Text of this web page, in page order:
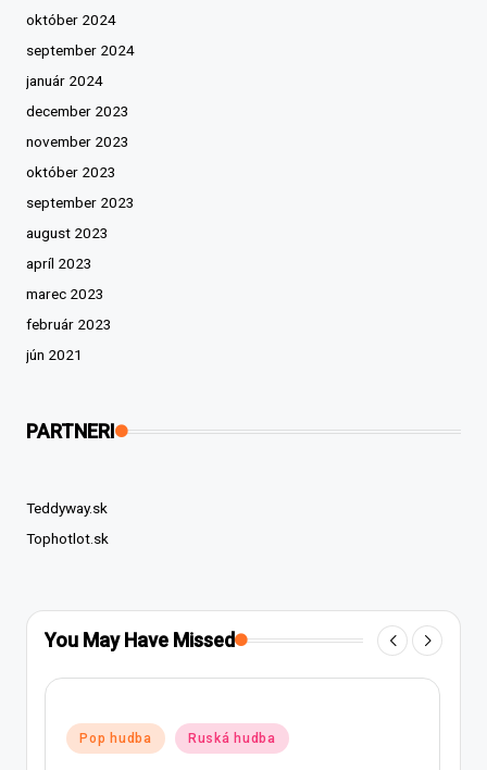
október 2024
september 2024
január 2024
december 2023
november 2023
október 2023
september 2023
august 2023
apríl 2023
marec 2023
február 2023
jún 2021
PARTNERI
Teddyway.sk
Tophotlot.sk
You May Have Missed
Posted
in
Pop hudba Ruská hudba